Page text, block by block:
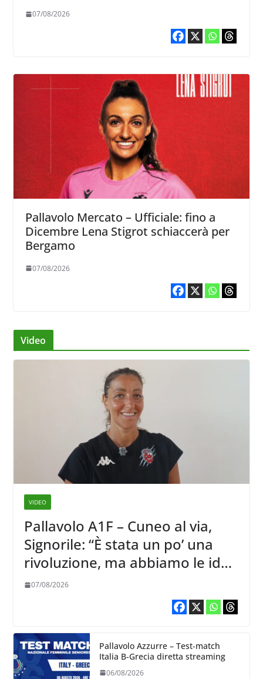
07/08/2026
Pallavolo Mercato – Ufficiale: fino a
Dicembre Lena Stigrot schiaccerà per
Bergamo
07/08/2026
Video
VIDEO
Pallavolo A1F – Cuneo al via,
Signorile: “È stata un po’ una
rivoluzione, ma abbiamo le idee
chiare siu cosa vogliamo fare”
07/08/2026
Pallavolo Azzurre – Test-match
Italia B-Grecia diretta streaming
06/08/2026